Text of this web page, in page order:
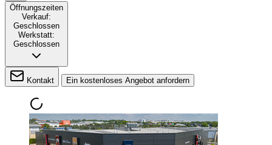
Öffnungszeiten
Verkauf:
Geschlossen
Werkstatt:
Geschlossen
Kontakt Ein kostenloses Angebot anfordern